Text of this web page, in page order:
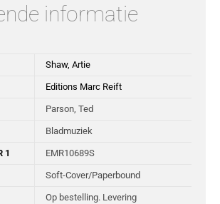
informatie
Shaw, Artie
Editions Marc Reift
Parson, Ted
Bladmuziek
1 EMR10689S
Soft-Cover/Paperbound
Op bestelling. Levering